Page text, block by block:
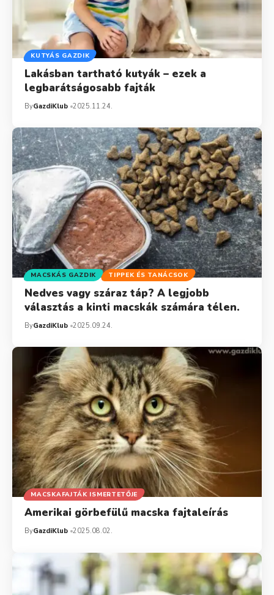
KUTYÁS GAZDIK
Lakásban tartható kutyák – ezek a
legbarátságosabb fajták
ByGazdiKlub 2025.11.24.
MACSKÁS GAZDIK TIPPEK ÉS TANÁCSOK
Nedves vagy száraz táp? A legjobb
választás a kinti macskák számára télen.
ByGazdiKlub 2025.09.24.
MACSKAFAJTÁK ISMERTETŐJE
Amerikai görbefülű macska fajtaleírás
ByGazdiKlub 2025.08.02.